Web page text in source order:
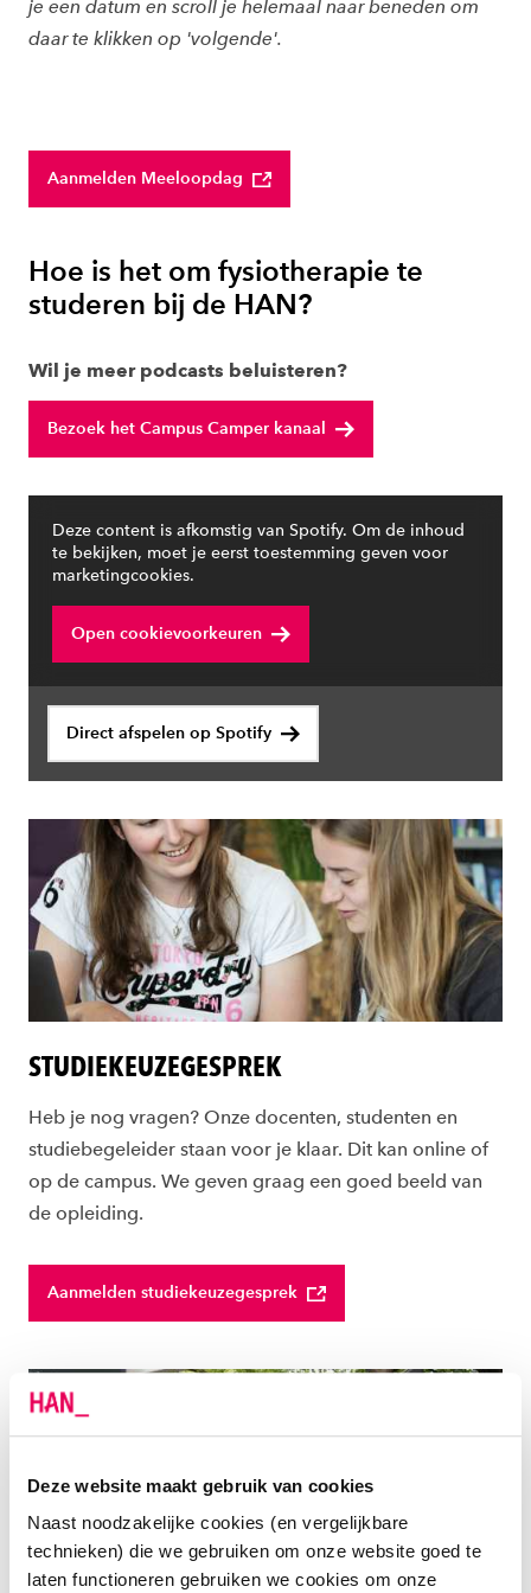
Deze website maakt gebruik van cookies
Naast noodzakelijke cookies (en vergelijkbare
technieken) die we gebruiken om onze website goed te
laten functioneren gebruiken we cookies om onze
je een datum en scroll je helemaal naar beneden om
daar te klikken op 'volgende'.
Aanmelden Meeloopdag
Hoe is het om fysiotherapie te
studeren bij de HAN?
Wil je meer podcasts beluisteren?
Bezoek het Campus Camper kanaal
Deze content is afkomstig van Spotify. Om de inhoud
te bekijken, moet je eerst toestemming geven voor
marketingcookies.
Open cookievoorkeuren
Direct afspelen op Spotify
STUDIEKEUZEGESPREK
Heb je nog vragen? Onze docenten, studenten en
studiebegeleider staan voor je klaar. Dit kan online of
op de campus. We geven graag een goed beeld van
de opleiding.
Aanmelden studiekeuzegesprek